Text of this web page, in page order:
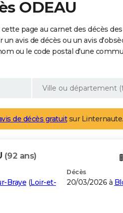
ODEAU
page au carnet des décès
avis de décès ou un avis
ou le code postal d'une
de décès gratuitsur
(92 ans)
Braye (Loir-et-
Décès
20/03/2026 à